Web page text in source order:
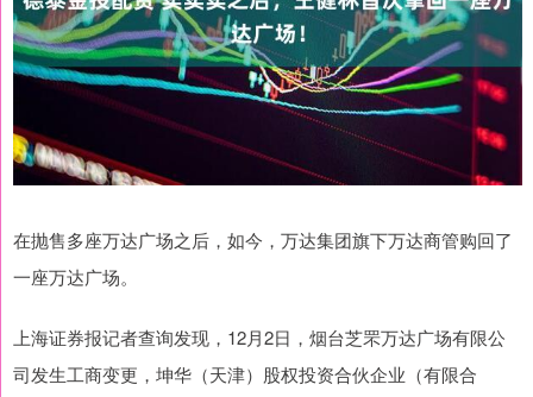
在抛售多座万达广场之后，如今，万达集团旗下万达商管购回了
一座万达广场。
上海证券报记者查询发现，12月2日，烟台芝罘万达广场有限公
司发生工商变更，坤华（天津）股权投资合伙企业（有限合